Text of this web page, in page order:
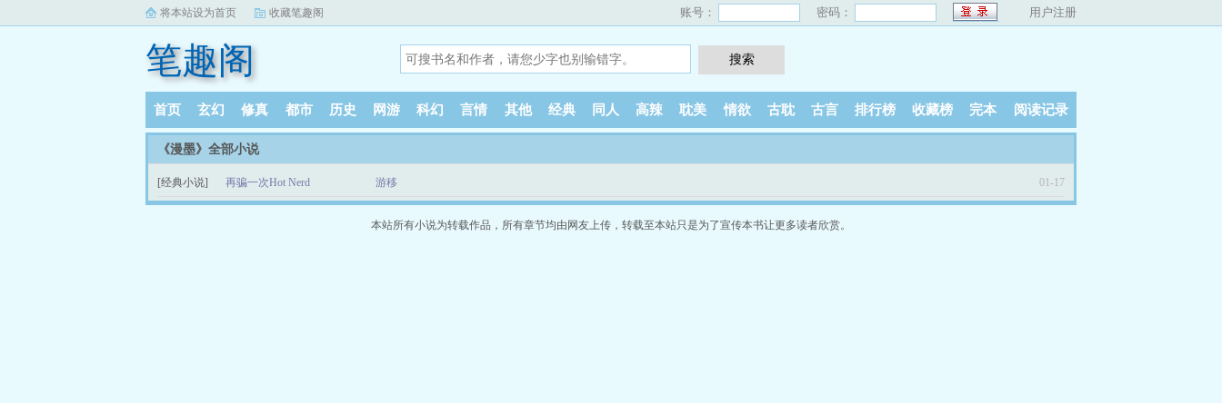
将本站设为首页 收藏笔趣阁 账号： 密码： 用户注册
笔趣阁
首页 玄幻 修真 都市 历史 网游 科幻 言情 其他 经典 同人 高辣 耽美 情欲 古耽 古言 排行榜 收藏榜 完本 阅读记录
《漫墨》全部小说
[经典小说] 再骗一次Hot Nerd 游移 01-17
本站所有小说为转载作品，所有章节均由网友上传，转载至本站只是为了宣传本书让更多读者欣赏。